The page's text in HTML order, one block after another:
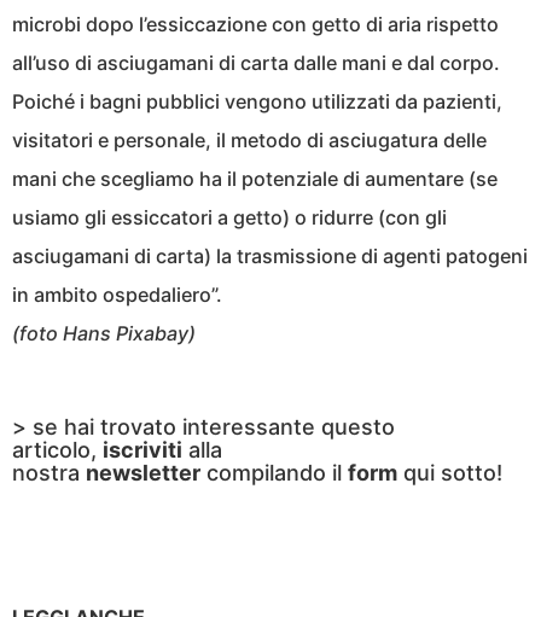
microbi dopo l’essiccazione con getto di aria rispetto
all’uso di asciugamani di carta dalle mani e dal corpo.
Poiché i bagni pubblici vengono utilizzati da pazienti,
visitatori e personale, il metodo di asciugatura delle
mani che scegliamo ha il potenziale di aumentare (se
usiamo gli essiccatori a getto) o ridurre (con gli
asciugamani di carta) la trasmissione di agenti patogeni
in ambito ospedaliero”.
(foto Hans Pixabay)
> se hai trovato interessante questo
articolo, iscriviti alla
nostra newsletter compilando il form qui sotto!